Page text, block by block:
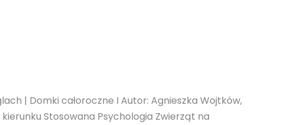
| Domki całoroczne I Autor: Agnieszka Wojtków,
Stosowana Psychologia Zwierząt na